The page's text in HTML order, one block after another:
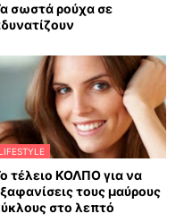
σωστά ρούχα σε
LIFESTYLE
τέλειο ΚΟΛΠΟ για να
τους μαύρους
στο λεπτό